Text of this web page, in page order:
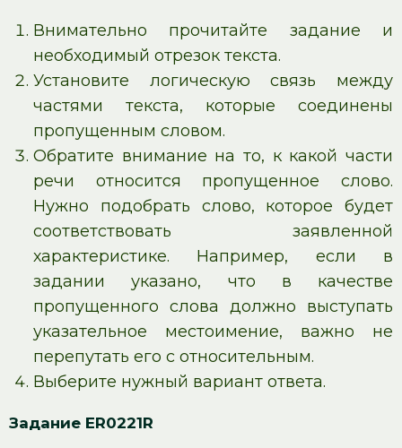
Внимательно прочитайте задание и
необходимый отрезок текста.
Установите логическую связь между
частями текста, которые соединены
пропущенным словом.
Обратите внимание на то, к какой части
речи относится пропущенное слово.
Нужно подобрать слово, которое будет
соответствовать заявленной
характеристике. Например, если в
задании указано, что в качестве
пропущенного слова должно выступать
указательное местоимение, важно не
перепутать его с относительным.
Выберите нужный вариант ответа.
Задание ER0221R